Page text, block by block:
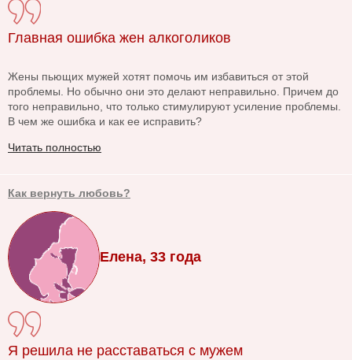
Главная ошибка жен алкоголиков
Жены пьющих мужей хотят помочь им избавиться от этой
проблемы. Но обычно они это делают неправильно. Причем до
того неправильно, что только стимулируют усиление проблемы.
В чем же ошибка и как ее исправить?
Читать полностью
Как вернуть любовь?
Елена, 33 года
Я решила не расставаться с мужем